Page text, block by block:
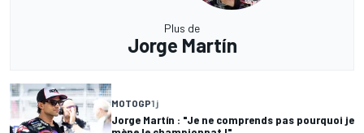
Plus de
Jorge Martín
MOTOGP1 j
Jorge Martín : "Je ne comprends pas pourquoi je